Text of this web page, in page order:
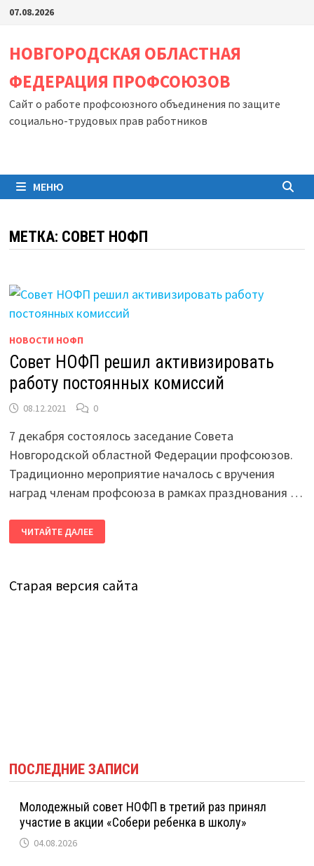
Перейти
содержимому
07.08.2026
НОВГОРОДСКАЯ ОБЛАСТНАЯ
ФЕДЕРАЦИЯ ПРОФСОЮЗОВ
Сайт о работе профсоюзного объединения по защите
социально-трудовых прав работников
МЕНЮ
МЕТКА: СОВЕТ НОФП
НОВОСТИ НОФП
Совет НОФП решил активизировать
работу постоянных комиссий
08.12.2021 0
7 декабря состоялось заседание Совета
Новгородской областной Федерации профсоюзов.
Традиционно мероприятие началось с вручения
наград членам профсоюза в рамках празднования …
СОВЕТ
НОФП
РЕШИЛ
КОМИССИЙ
ЧИТАЙТЕ ДАЛЕЕ
Старая версия сайта
ПОСЛЕДНИЕ ЗАПИСИ
Молодежный совет НОФП в третий раз принял
участие в акции «Собери ребенка в школу»
04.08.2026